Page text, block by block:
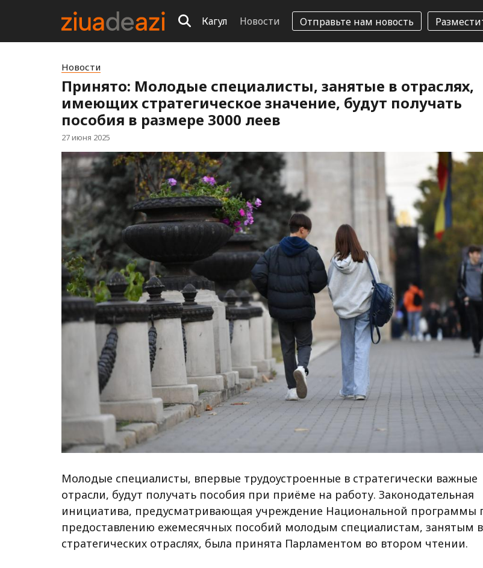
Кагул Новости Отправьте нам новость
Новости
Принято: Молодые специалисты, занятые в отраслях,
имеющих стратегическое значение, будут получать
пособия в размере 3000 леев
27 июня 2025
Молодые специалисты, впервые трудоустроенные в стратегически важные
отрасли, будут получать пособия при приёме на работу. Законодательная
инициатива, предусматривающая учреждение Национальной программы
предоставлению ежемесячных пособий молодым специалистам, занятым в
стратегических отраслях, была принята Парламентом во втором чтении.